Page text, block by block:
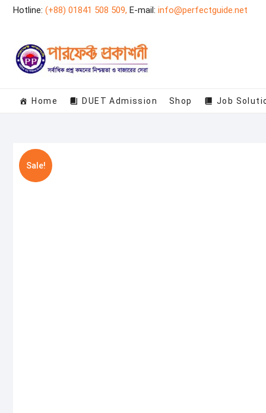
SkipHotline: (+88) 01841 508 509, E-mail: info@perfectguide.net
Home DUET Admission Shop Job
Sale!